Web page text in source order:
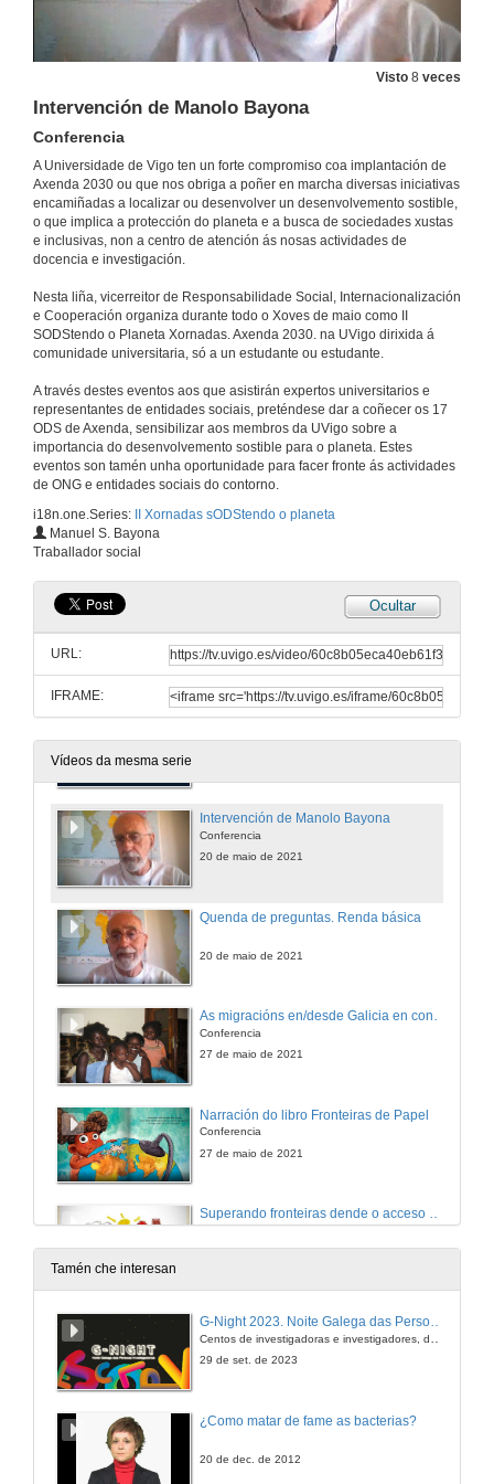
Visto 8 veces
Intervención de Manolo Bayona
Conferencia
A Universidade de Vigo ten un forte compromiso coa implantación de
Axenda 2030 ou que nos obriga a poñer en marcha diversas iniciativas
encamiñadas a localizar ou desenvolver un desenvolvemento sostible,
o que implica a protección do planeta e a busca de sociedades xustas
e inclusivas, non a centro de atención ás nosas actividades de
docencia e investigación.
Nesta liña, vicerreitor de Responsabilidade Social, Internacionalización
e Cooperación organiza durante todo o Xoves de maio como II
SODStendo o Planeta Xornadas. Axenda 2030. na UVigo dirixida á
comunidade universitaria, só a un estudante ou estudante.
A través destes eventos aos que asistirán expertos universitarios e
representantes de entidades sociais, preténdese dar a coñecer os 17
ODS de Axenda, sensibilizar aos membros da UVigo sobre a
importancia do desenvolvemento sostible para o planeta. Estes
eventos son tamén unha oportunidade para facer fronte ás actividades
de ONG e entidades sociais do contorno.
i18n.one.Series:
II Xornadas sODStendo o planeta
Manuel S. Bayona
Traballador social
Ocultar
URL:
IFRAME:
Vídeos da mesma serie
-La Osa- modelo único de supermercado cooperativo
Conferencia
13 de maio de 2021
13 de maio de 2021
Quenda de preguntas. Ámbito da prosperidade: outro desenvolvemento é posible
Peche do acto
20 de maio de 2021
Campaña mundial pola educación
A educación, un dereito irrenunciable
Conferencia
20 de maio de 2021
Quenda de preguntas. A educación, un dereito irrenunciable
Intervención de Manolo Bayona
Conferencia
20 de maio de 2021
Quenda de preguntas. Renda básica
20 de maio de 2021
As migracións en/desde Galicia en contexto: que podemos aprender do pasado?
Conferencia
27 de maio de 2021
Narración do libro Fronteiras de Papel
Conferencia
27 de maio de 2021
Superando fronteiras dende o acceso a vivenda
27 de maio de 2021
Conferencia
Tamén che interesan
G-Night 2023. Noite Galega das Persoas Investigadoras. Conciencias creativas
29 de set. de 2023
¿Como matar de fame as bacterias?
20 de dec. de 2012